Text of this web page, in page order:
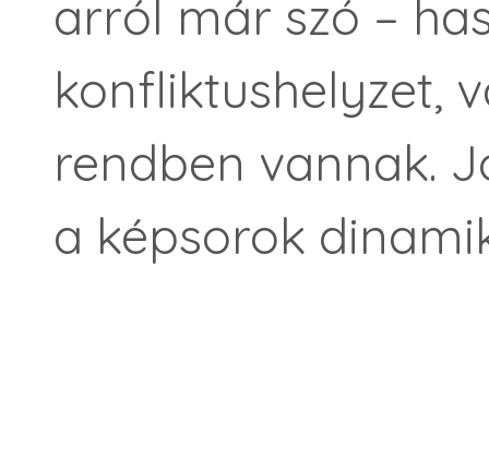
arról már szó –
konfliktushelyzet,
rendben vannak.
a képsorok